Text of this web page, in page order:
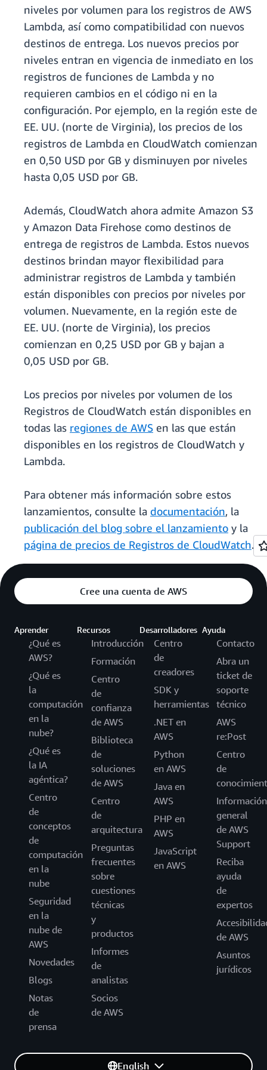
niveles por volumen para los registros de AWS
Lambda, así como compatibilidad con nuevos
destinos de entrega. Los nuevos precios por
niveles entran en vigencia de inmediato en los
registros de funciones de Lambda y no
requieren cambios en el código ni en la
configuración. Por ejemplo, en la región este de
EE. UU. (norte de Virginia), los precios de los
registros de Lambda en CloudWatch comienzan
en 0,50 USD por GB y disminuyen por niveles
hasta 0,05 USD por GB.
Además, CloudWatch ahora admite Amazon S3
y Amazon Data Firehose como destinos de
entrega de registros de Lambda. Estos nuevos
destinos brindan mayor flexibilidad para
administrar registros de Lambda y también
están disponibles con precios por niveles por
volumen. Nuevamente, en la región este de
EE. UU. (norte de Virginia), los precios
comienzan en 0,25 USD por GB y bajan a
0,05 USD por GB.
Los precios por niveles por volumen de los
Registros de CloudWatch están disponibles en
todas las regiones de AWS en las que están
disponibles en los registros de CloudWatch y
Lambda.
Para obtener más información sobre estos
lanzamientos, consulte la documentación, la
publicación del blog sobre el lanzamiento y la
página de precios de Registros de CloudWatch.
Cree una cuenta de AWS
Aprender
¿Qué es
AWS?
¿Qué es
la
computación
en la
nube?
¿Qué es
la IA
agéntica?
Centro
de
conceptos
de
computación
en la
nube
Seguridad
en la
nube de
AWS
Novedades
Blogs
Notas
de
prensa
Recursos
Introducción
Formación
Centro
de
confianza
de AWS
Biblioteca
de
soluciones
de AWS
Centro
de
arquitectura
Preguntas
frecuentes
sobre
cuestiones
técnicas
y
productos
Informes
de
analistas
Socios
de AWS
Desarrolladores
Centro
de
creadores
SDK y
herramientas
.NET en
AWS
Python
en AWS
Java en
AWS
PHP en
AWS
JavaScript
en AWS
Ayuda
Contacto
Abra un
ticket de
soporte
técnico
AWS
re:Post
Centro
de
Información
general
de AWS
Support
Reciba
ayuda
de
expertos
de AWS
Asuntos
jurídicos
English